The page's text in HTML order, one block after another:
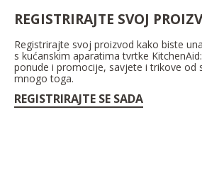
REGISTRIRAJTE SVOJ
Registrirajte svoj proizvod kako biste
s kućanskim aparatima tvrtke
ponude i promocije, savjete i trikove od
mnogo toga.
REGISTRIRAJTE SE SADA